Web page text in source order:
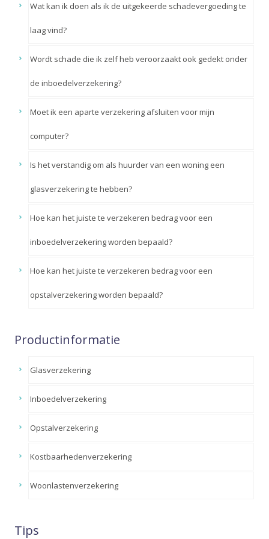
Wat kan ik doen als ik de uitgekeerde schadevergoeding te
laag vind?
Wordt schade die ik zelf heb veroorzaakt ook gedekt onder
de inboedelverzekering?
Moet ik een aparte verzekering afsluiten voor mijn
computer?
Is het verstandig om als huurder van een woning een
glasverzekering te hebben?
Hoe kan het juiste te verzekeren bedrag voor een
inboedelverzekering worden bepaald?
Hoe kan het juiste te verzekeren bedrag voor een
opstalverzekering worden bepaald?
Productinformatie
Glasverzekering
Inboedelverzekering
Opstalverzekering
Kostbaarhedenverzekering
Woonlastenverzekering
Tips